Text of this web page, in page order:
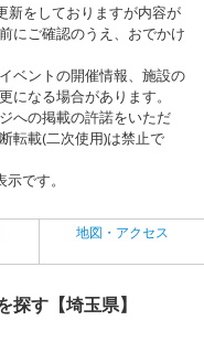
新をしておりますが内容が
にご確認のうえ、おでかけ
ベントの開催情報、施設の
になる場合があります。
への掲載の許諾をいただ
転載(二次使用)は禁止で
です。
地図・アクセス
探す【埼玉県】